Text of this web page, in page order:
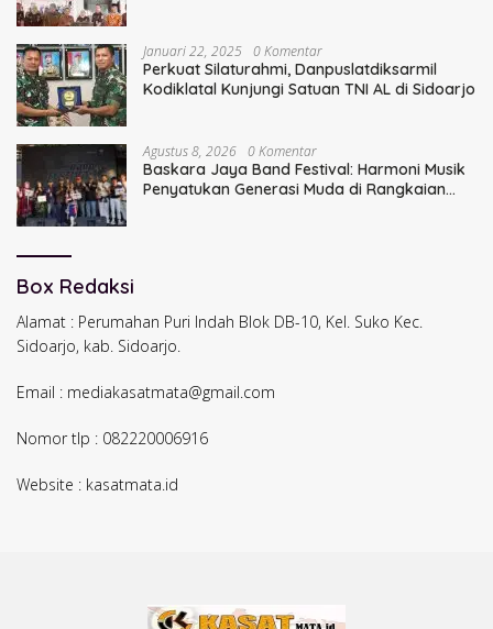
Januari 22, 2025 0 Komentar
Perkuat Silaturahmi, Danpuslatdiksarmil
Kodiklatal Kunjungi Satuan TNI AL di Sidoarjo
Agustus 8, 2026 0 Komentar
Baskara Jaya Band Festival: Harmoni Musik
Penyatukan Generasi Muda di Rangkaian
Box Redaksi
Alamat : Perumahan Puri Indah Blok DB-10, Kel. Suko Kec.
Sidoarjo, kab. Sidoarjo.
Email : mediakasatmata@gmail.com
Nomor tlp : 082220006916
Website : kasatmata.id